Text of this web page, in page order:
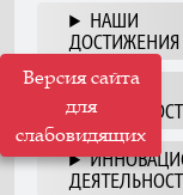
Версия сайта
для
слабовидящих
НАШИ
ДОСТИЖЕНИЯ
НАША